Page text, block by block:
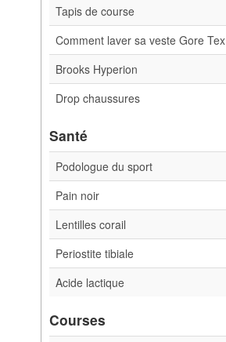
Tapis de course
Comment laver sa veste Gore Tex
Brooks Hyperion
Drop chaussures
Santé
Podologue du sport
Pain noir
Lentilles corail
Periostite tibiale
Acide lactique
Courses